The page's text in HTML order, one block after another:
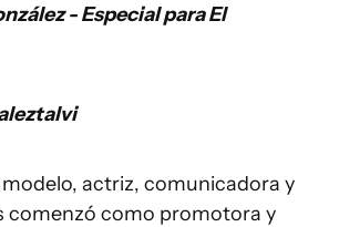
- Especial para El
actriz, comunicadora y
comenzó como promotora y